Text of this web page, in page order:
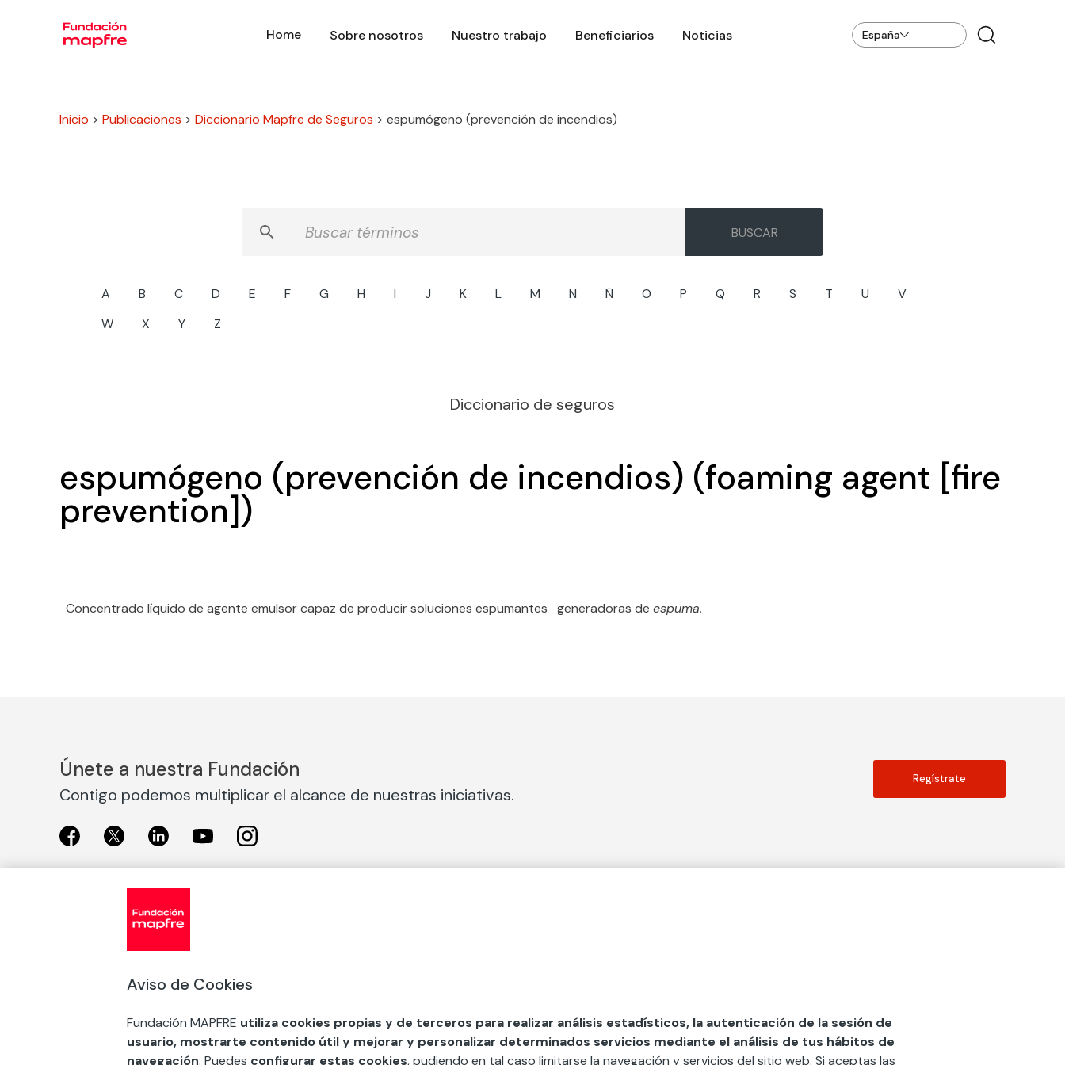
Home Sobre nosotros Nuestro trabajo Beneficiarios Noticias España
Inicio > Publicaciones > Diccionario Mapfre de Seguros > espumógeno (prevención de incendios)
A B C D E F G H I J K L M N Ñ O P Q R S T U
V
W
X Y Z
Diccionario de seguros
espumógeno (prevención de incendios) (foaming agent [fire
prevention])
Concentrado líquido de agente emulsor capaz de producir soluciones espumantes generadoras de espuma.
Únete a nuestra Fundación
Contigo podemos multiplicar el alcance de nuestras iniciativas.
Regístrate
Exposiciones en Madrid
Exposiciones en Barcelona
COMPRAR ENTRADA
Premios y ayudas Nuestros Podcast Centro de Documentación
Aviso de Cookies
Fundación MAPFRE utiliza cookies propias y de terceros para realizar análisis estadísticos, la autenticación de la sesión de
usuario, mostrarte contenido útil y mejorar y personalizar determinados servicios mediante el análisis de tus hábitos de
navegación. Puedes configurar estas cookies, pudiendo en tal caso limitarse la navegación y servicios del sitio web. Si aceptas las